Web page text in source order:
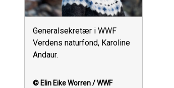
Generalsekretær i WWF
Verdens naturfond, Karoline
Andaur.
© Elin Eike Worren / WWF